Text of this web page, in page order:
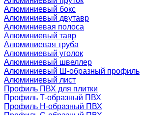
Алюминиевый бокс
Алюминиевый двутавр
Алюминиевая полоса
Алюминиевый тавр
Алюминиевая труба
Алюминиевый уголок
Алюминиевый швеллер
Алюминиевый Ш-образный профиль
Алюминиевый лист
Профиль ПВХ для плитки
Профиль Т-образный ПВХ
Профиль H-образный ПВХ